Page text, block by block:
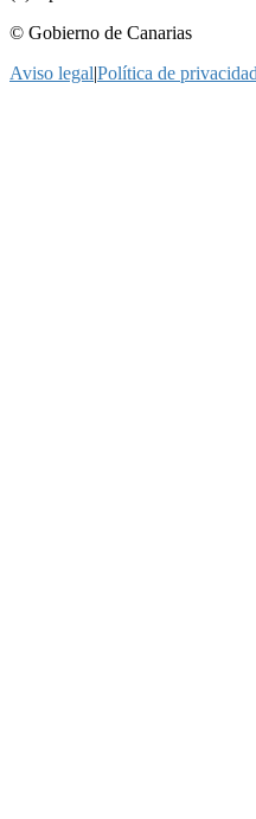
© Gobierno de Canarias
Aviso legal|Política de privacidad